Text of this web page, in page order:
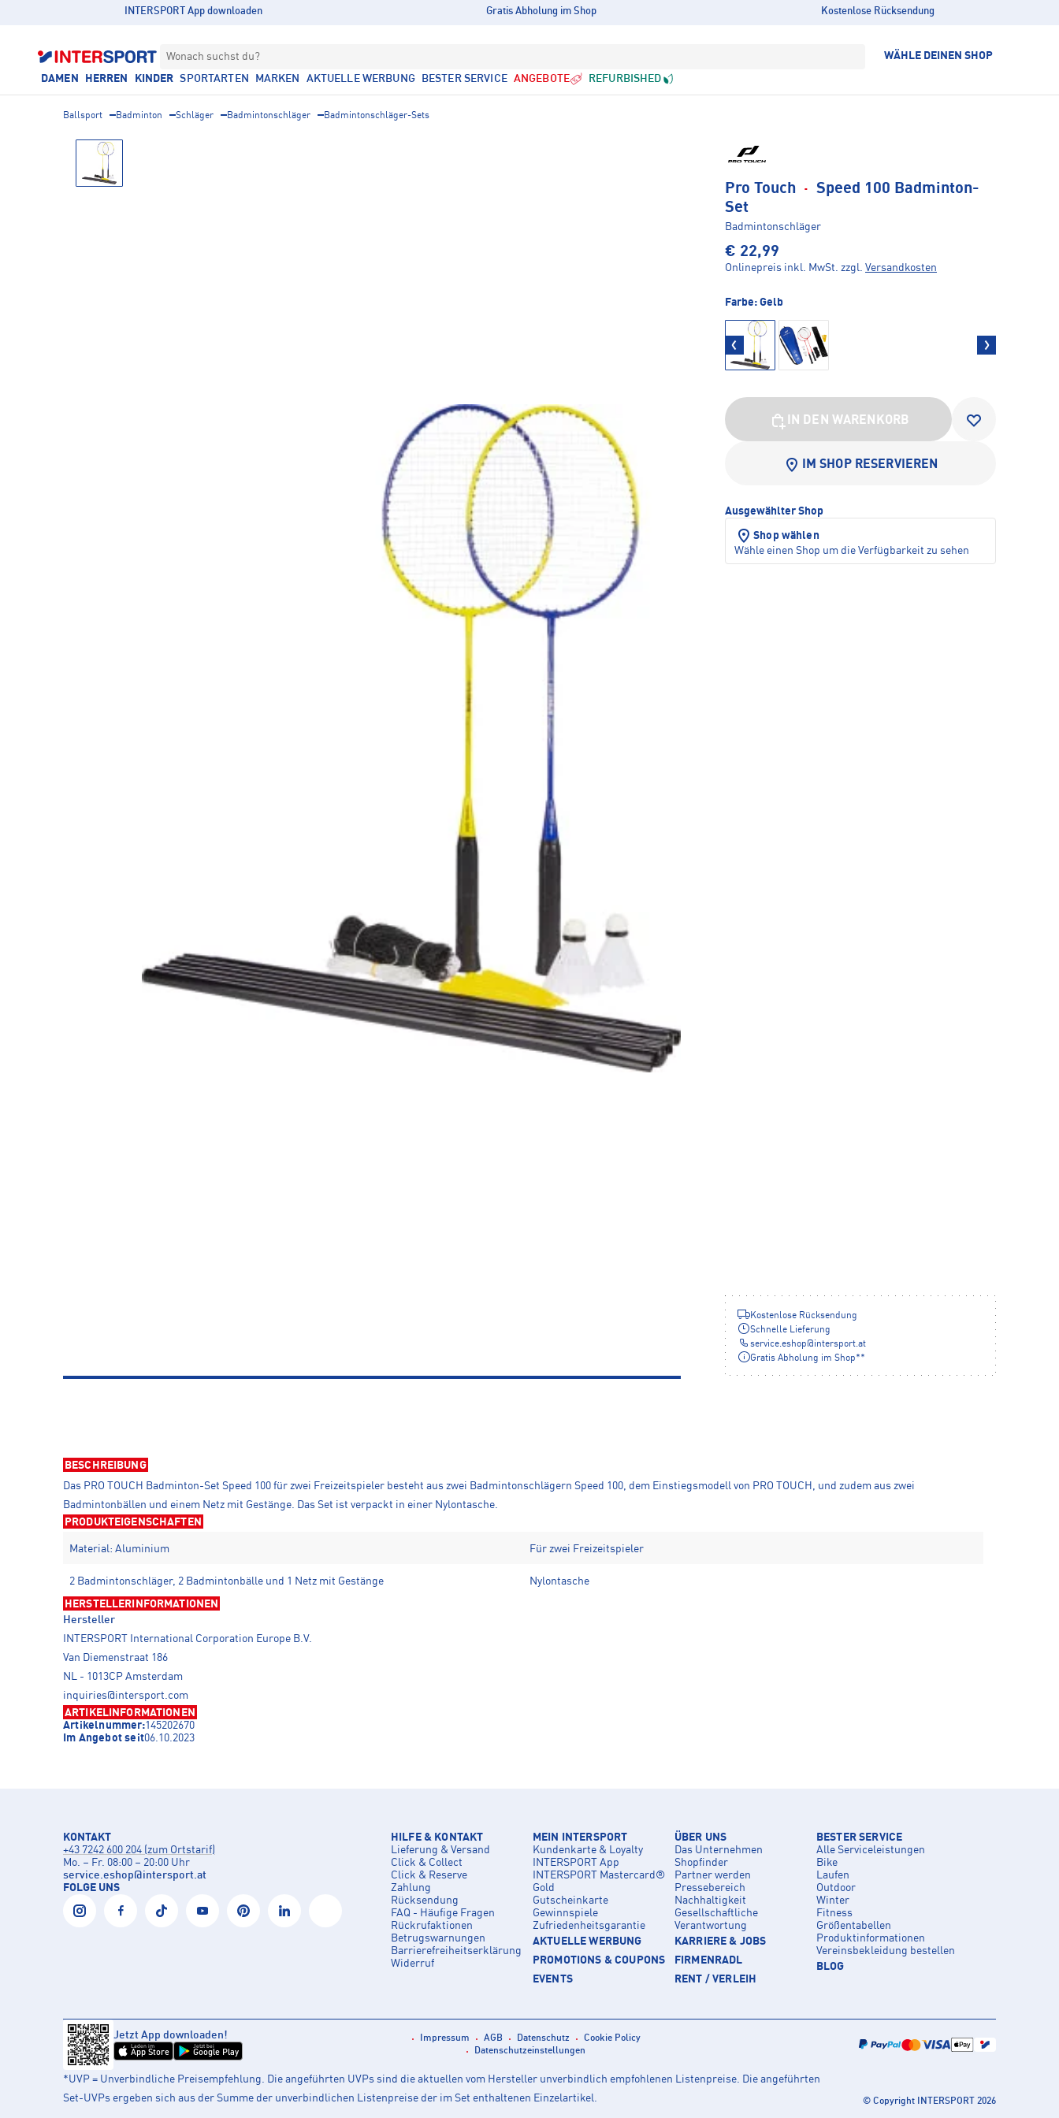
INTERSPORT App downloaden Gratis Abholung im Shop Kostenlose Rücksendung
Wonach suchst du? WÄHLE DEINEN SHOP
DAMEN HERREN KINDER SPORTARTEN MARKEN AKTUELLE WERBUNG BESTER SERVICE ANGEBOTE REFURBISHED
Ballsport Badminton Schläger Badmintonschläger Badmintonschläger-Sets
Pro Touch · Speed 100 Badminton-
Set
Badmintonschläger
€ 22,99
Onlinepreis inkl. MwSt. zzgl. Versandkosten
Farbe: Gelb
IN DEN WARENKORB
IM SHOP RESERVIEREN
Ausgewählter Shop
Shop wählen
Wähle einen Shop um die Verfügbarkeit zu sehen
Kostenlose Rücksendung
Schnelle Lieferung
service.eshop@intersport.at
Gratis Abholung im Shop**
BESCHREIBUNG
Das PRO TOUCH Badminton-Set Speed 100 für zwei Freizeitspieler besteht aus zwei Badmintonschlägern Speed 100, dem Einstiegsmodell von PRO TOUCH, und zudem aus zwei
Badmintonbällen und einem Netz mit Gestänge. Das Set ist verpackt in einer Nylontasche.
PRODUKTEIGENSCHAFTEN
Material: Aluminium Für zwei Freizeitspieler
2 Badmintonschläger, 2 Badmintonbälle und 1 Netz mit Gestänge Nylontasche
HERSTELLERINFORMATIONEN
Hersteller
INTERSPORT International Corporation Europe B.V.
Van Diemenstraat 186
NL - 1013CP Amsterdam
inquiries@intersport.com
ARTIKELINFORMATIONEN
Artikelnummer:145202670
Im Angebot seit06.10.2023
KONTAKT
+43 7242 600 204 (zum Ortstarif)
Mo. – Fr. 08:00 – 20:00 Uhr
service.eshop@intersport.at
FOLGE UNS
HILFE & KONTAKT
Lieferung & Versand
Click & Collect
Click & Reserve
Zahlung
Rücksendung
FAQ - Häufige Fragen
Rückrufaktionen
Betrugswarnungen
Barrierefreiheitserklärung
Widerruf
MEIN INTERSPORT
Kundenkarte & Loyalty
INTERSPORT App
INTERSPORT Mastercard®
Gold
Gutscheinkarte
Gewinnspiele
Zufriedenheitsgarantie
AKTUELLE WERBUNG
PROMOTIONS & COUPONS
EVENTS
ÜBER UNS
Das Unternehmen
Shopfinder
Partner werden
Pressebereich
Nachhaltigkeit
Gesellschaftliche
Verantwortung
KARRIERE & JOBS
FIRMENRADL
RENT / VERLEIH
BESTER SERVICE
Alle Serviceleistungen
Bike
Laufen
Outdoor
Winter
Fitness
Größentabellen
Produktinformationen
Vereinsbekleidung bestellen
BLOG
Jetzt App downloaden!
Laden im
App Store
Jetzt bei
Google Play
Impressum AGB Datenschutz
Cookie Policy
Datenschutzeinstellungen
*UVP = Unverbindliche Preisempfehlung. Die angeführten UVPs sind die aktuellen vom Hersteller unverbindlich empfohlenen Listenpreise. Die angeführten
Set-UVPs ergeben sich aus der Summe der unverbindlichen Listenpreise der im Set enthaltenen Einzelartikel.
© Copyright INTERSPORT 2026